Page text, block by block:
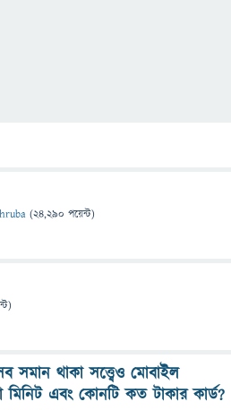
(24,290 পয়েন্ট)
সমান থাকা সত্ত্বেও মোবাইল
এবং কোনটি কত টাকার কার্ড?